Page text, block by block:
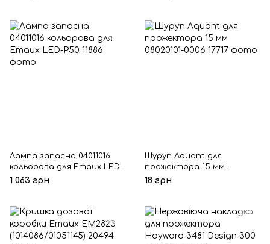
Лампа запасна 04011016
кольорова для Emaux LED-
P50
1 063 грн
Шуруп Aquant для
прожектора 15 мм
08020101-0006
18 грн